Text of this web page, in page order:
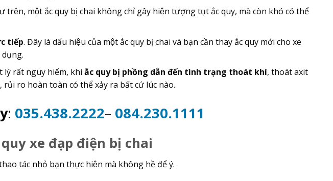
trên, một ắc quy bị chai không chỉ gây hiện tượng tụt ắc quy, mà còn khó có thể
tiếp. Đây là dấu hiệu của một ắc quy bị chai và bạn cần thay ắc quy mới cho xe
lý rất nguy hiểm, khi ắc quy bị phồng dẫn đến tình trạng thoát khí, thoát axit
ro hoàn toàn có thể xảy ra bất cứ lúc nào.
: 035.438.2222– 084.230.1111
xe đạp điện bị chai
tác nhỏ bạn thực hiện mà không hề để ý.